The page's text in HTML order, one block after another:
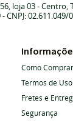
loja 03-Centro,
- CNPJ: 02.611.049/
Como Comprar
Termos de Uso
Fretes e
Segurança